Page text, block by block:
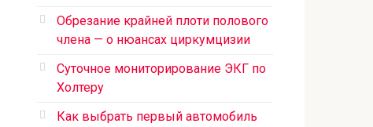
Обрезание крайней плоти полового
члена — о нюансах циркумцизии
Суточное мониторирование ЭКГ по
Холтеру
Как выбрать первый автомобиль